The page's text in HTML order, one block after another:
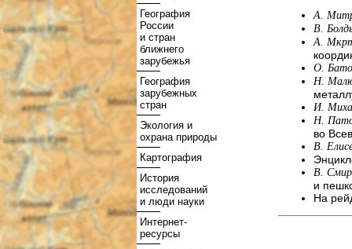
География
России
и стран
ближнего
зарубежья
География
зарубежных
стран
Экология и
охрана природы
Картография
История
исследований
и люди науки
Интернет-
ресурсы
А.
В.
А.
О.
Н.
И.
Н.
во
В.
В.
и
На